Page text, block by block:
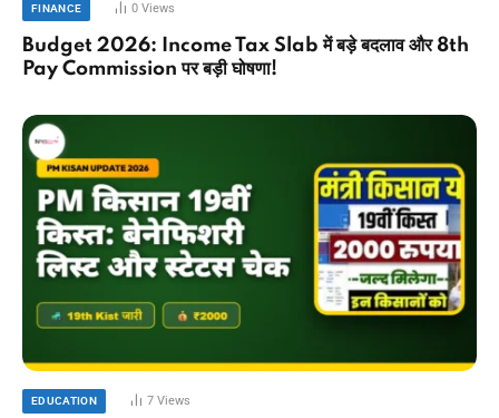
FINANCE 0Views
Budget 2026: Income Tax Slab में बड़े बदलाव और 8th
Pay Commission पर बड़ी घोषणा!
EDUCATION 7Views